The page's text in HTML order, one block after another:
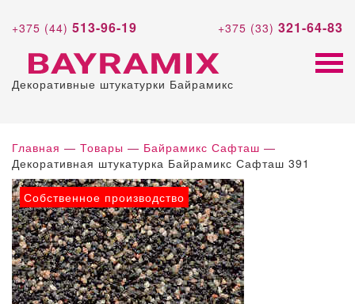
+375 (44) 513-96-19 +375 (33) 321-64-83
Декоративные штукатурки Байрамикс
Главная — Товары — Байрамикс Сафташ —
Декоративная штукатурка Байрамикс Сафташ 391
Собственное производство